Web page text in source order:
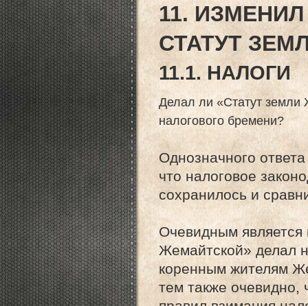
11.
СТАТУТ
11.1. НАЛОГИ
Делал ли «Статут
налогового бремени?
Однозначного
что налоговое
сохранилось и
Очевидным является
Жемайтской» делал
коренным жителям
тем также очевидно,